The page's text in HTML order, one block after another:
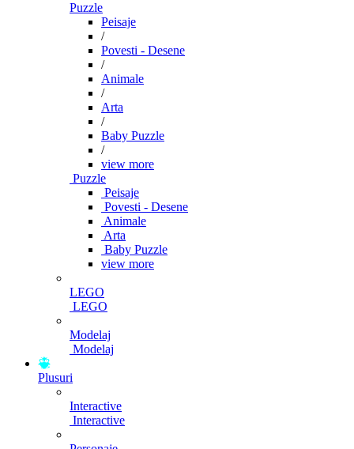
Puzzle
Peisaje
/
Povesti - Desene
/
Animale
/
Arta
/
Baby Puzzle
/
view more
Puzzle
Peisaje
Povesti - Desene
Animale
Arta
Baby Puzzle
view more
LEGO
LEGO
Modelaj
Modelaj
Plusuri
Interactive
Interactive